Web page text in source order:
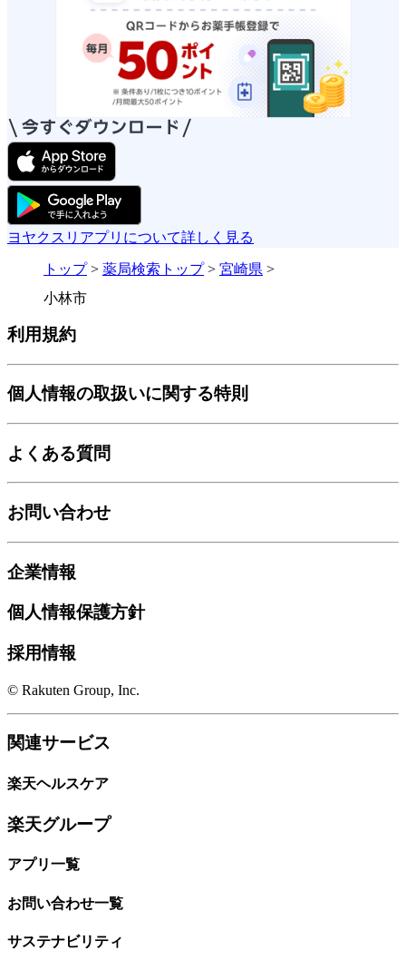
ヨヤクスリアプリについて詳しく見る
トップ> 薬局検索トップ> 宮崎県 >
小林市
利用規約
個人情報の取扱いに関する特則
よくある質問
お問い合わせ
企業情報
個人情報保護方針
採用情報
© Rakuten Group, Inc.
関連サービス
楽天ヘルスケア
楽天グループ
アプリ一覧
お問い合わせ一覧
サステナビリティ